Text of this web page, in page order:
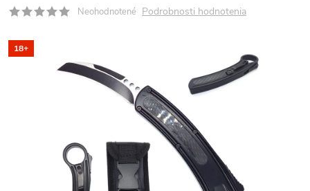
Neohodnotené Podrobnosti hodnotenia
18+